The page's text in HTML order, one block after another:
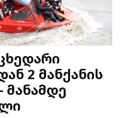
2 მანქანის
მანამდე